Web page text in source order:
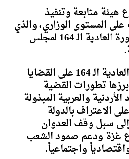
هيئة متابعة وتنفيذ
على المستوى الوزاري، والذي
يُعقد على هامش الدورة العادية الـ 164 لمجلس
وتركز أعمال الدورة العادية الـ 164 على القضايا
تطورات القضية
والعربية المبذولة
الاعتراف بالدولة
سبل وقف العدوان
غزة ودعم صمود الشعب
واجتماعياً.